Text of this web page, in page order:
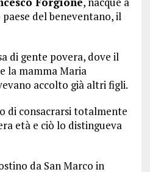
del beneventano, il
di gente povera, dove il
la mamma Maria
accolto già altri figli.
di consacrarsi totalmente
età e ciò lo distingueva
da San Marco in